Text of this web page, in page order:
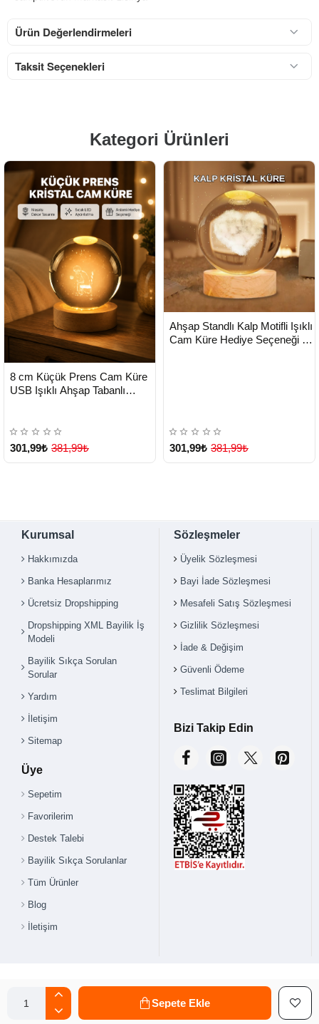
Sepete Ekle
Ürün Değerlendirmeleri
Taksit Seçenekleri
Kategori Ürünleri
TESLİMAT
8 cm Küçük Prens Cam Küre
USB Işıklı Ahşap Tabanlı
301,99₺ 381,99₺
TESLİMAT
Çok Satılan Ürün
Ahşap Standlı Kalp Motifli Işıklı
Cam Küre Hediye Seçeneği -
301,99₺ 381,99₺
Kurumsal
Hakkımızda
Banka Hesaplarımız
Ücretsiz Dropshipping
Dropshipping XML Bayilik İş
Modeli
Bayilik Sıkça Sorulan
Sorular
Yardım
İletişim
Sitemap
Üye
Sepetim
Favorilerim
Destek Talebi
Bayilik Sıkça Sorulanlar
Tüm Ürünler
Blog
İletişim
Sözleşmeler
Üyelik Sözleşmesi
Bayi İade Sözleşmesi
Mesafeli Satış Sözleşmesi
Gizlilik Sözleşmesi
İade & Değişim
Güvenli Ödeme
Teslimat Bilgileri
Bizi Takip Edin